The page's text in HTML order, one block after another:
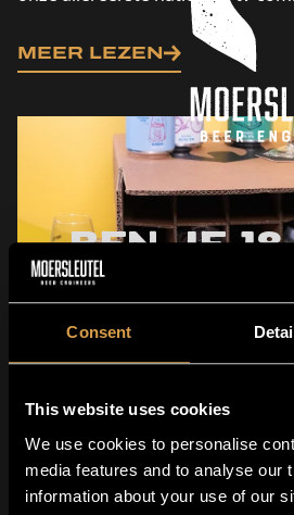
Consent
This website uses cookies
We use cookies to personalise
media features and to analyse our
information about your use of our
Ben je
Vanaf vandaag zie je Moersleutel
MEER LEZEN
bierproeverij
samen